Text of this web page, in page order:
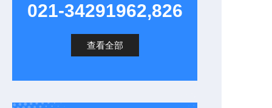
021-34291962,826
查看全部